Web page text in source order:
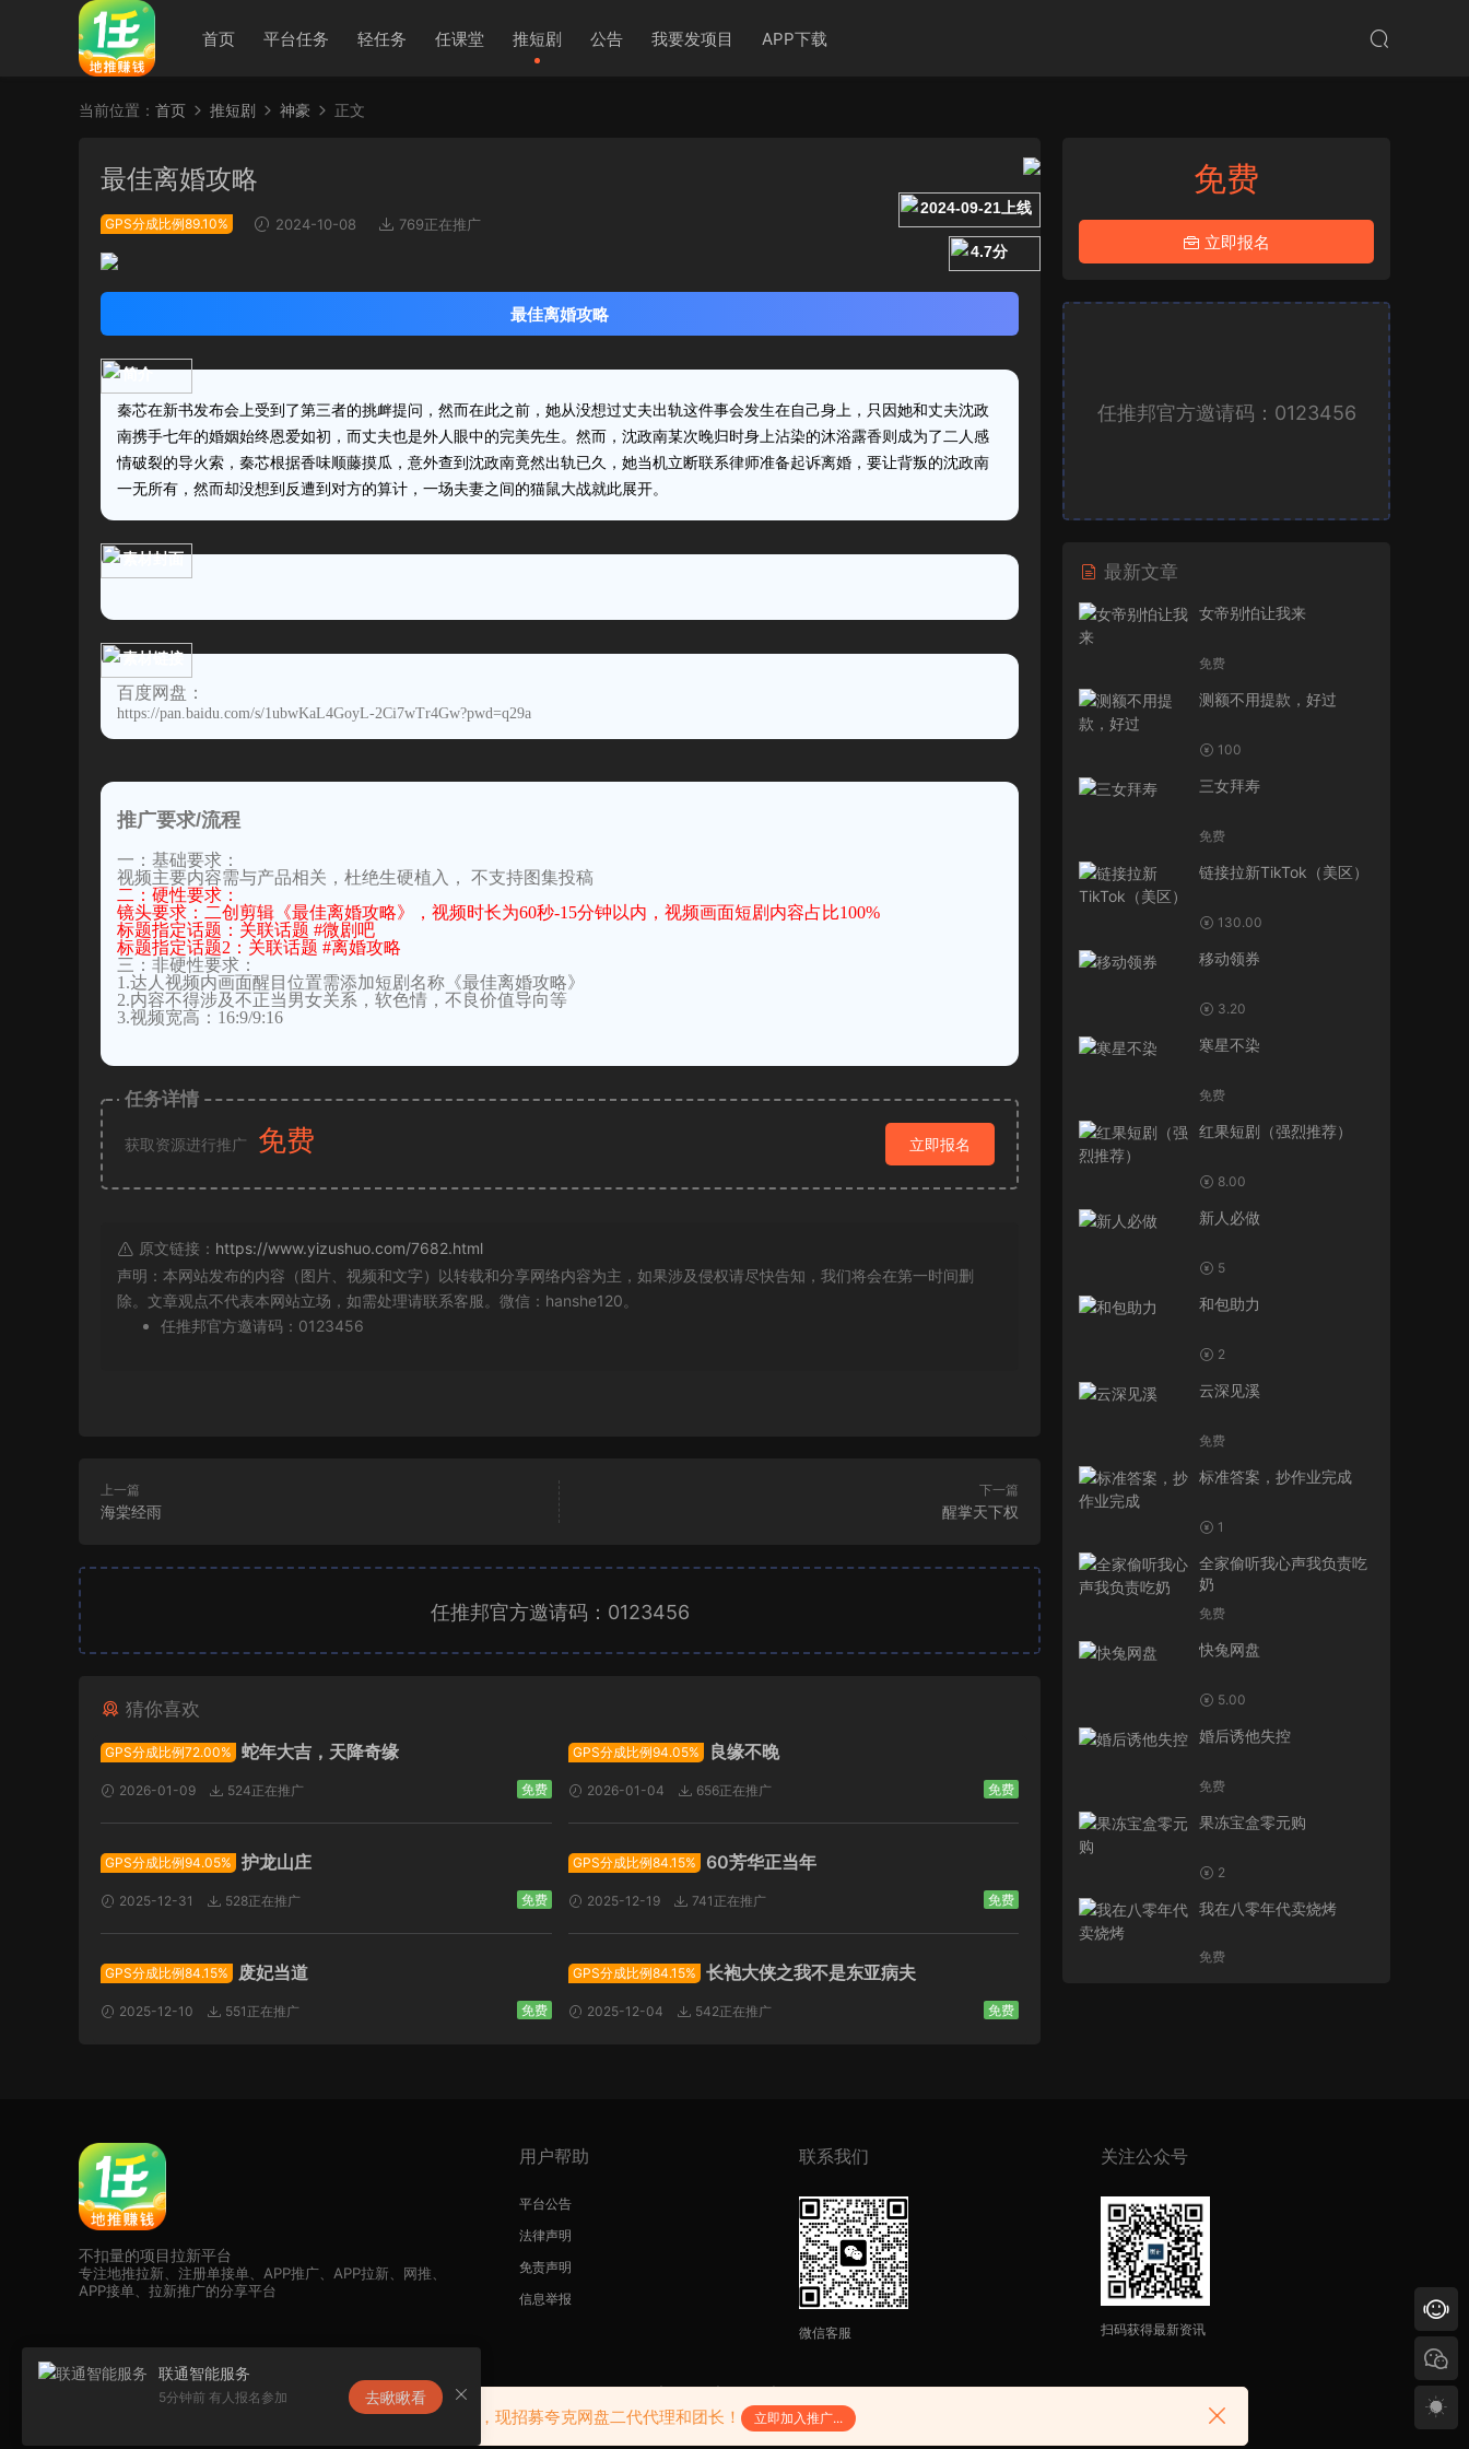
首页 平台任务 轻任务 任课堂 推短剧 公告 我要发项目 APP下载
当前位置： 首页 推短剧 神豪 正文
最佳离婚攻略
GPS分成比例89.10% 2024-10-08
769正在推广
4.7分
2024-09-21上线
最佳离婚攻略
简介
秦芯在新书发布会上受到了第三者的挑衅提问，然而在此之前，她从没想过丈夫出轨这件事会发生在自己身上，只因她和丈夫沈政
南携手七年的婚姻始终恩爱如初，而丈夫也是外人眼中的完美先生。然而，沈政南某次晚归时身上沾染的沐浴露香则成为了二人感
情破裂的导火索，秦芯根据香味顺藤摸瓜，意外查到沈政南竟然出轨已久，她当机立断联系律师准备起诉离婚，要让背叛的沈政南
一无所有，然而却没想到反遭到对方的算计，一场夫妻之间的猫鼠大战就此展开。
素材封面
素材链接
百度网盘：
https://pan.baidu.com/s/1ubwKaL4GoyL-2Ci7wTr4Gw?pwd=q29a
推广要求/流程
一：基础要求：
视频主要内容需与产品相关，杜绝生硬植入， 不支持图集投稿
二：硬性要求：
镜头要求：二创剪辑《最佳离婚攻略》，视频时长为60秒-15分钟以内，视频画面短剧内容占比100%
标题指定话题：关联话题 #微剧吧
标题指定话题2：关联话题 #离婚攻略
三：非硬性要求：
1.达人视频内画面醒目位置需添加短剧名称《最佳离婚攻略》
2.内容不得涉及不正当男女关系，软色情，不良价值导向等
3.视频宽高：16:9/9:16
任务详情
获取资源进行推广 免费 立即报名
原文链接： https://www.yizushuo.com/7682.html
声明：本网站发布的内容（图片、视频和文字）以转载和分享网络内容为主，如果涉及侵权请尽快告知，我们将会在第一时间删
除。文章观点不代表本网站立场，如需处理请联系客服。微信：hanshe120。
任推邦官方邀请码：0123456
上一篇
海棠经雨
下一篇
醒掌天下权
任推邦官方邀请码：0123456
猜你喜欢
GPS分成比例72.00% 蛇年大吉，天降奇缘
2026-01-09 524正在推广 免费
GPS分成比例94.05% 良缘不晚
2026-01-04 656正在推广 免费
GPS分成比例94.05% 护龙山庄
2025-12-31 528正在推广 免费
GPS分成比例84.15% 60芳华正当年
2025-12-19 741正在推广 免费
GPS分成比例84.15% 废妃当道
2025-12-10 551正在推广 免费
GPS分成比例84.15% 长袍大侠之我不是东亚病夫
2025-12-04 542正在推广 免费
免费
立即报名
任推邦官方邀请码：0123456
最新文章
女帝别怕让我来
免费
测额不用提款，好过
100
三女拜寿
免费
链接拉新TikTok（美区）
130.00
移动领券
3.20
寒星不染
免费
红果短剧（强烈推荐）
8.00
新人必做
5
和包助力
2
云深见溪
免费
标准答案，抄作业完成
1
全家偷听我心声我负责吃
奶
免费
快兔网盘
5.00
婚后诱他失控
免费
果冻宝盒零元购
2
我在八零年代卖烧烤
免费
不扣量的项目拉新平台
专注地推拉新、注册单接单、APP推广、APP拉新、网推、
APP接单、拉新推广的分享平台
用户帮助
平台公告
法律声明
免责声明
信息举报
联系我们
微信客服
关注公众号
扫码获得最新资讯
陕公网安备61052302000242号
联通智能服务
5分钟前 有人报名参加 去瞅瞅看
恭喜任推邦升级为夸克核代，现招募夸克网盘二代代理和团长！ 立即加入推广...